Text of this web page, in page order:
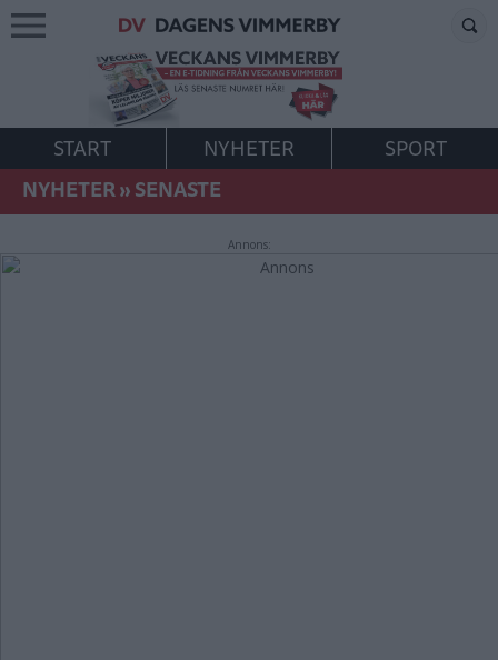
START NYHETER
SPORT
NYHETER»SENASTE
Annons: